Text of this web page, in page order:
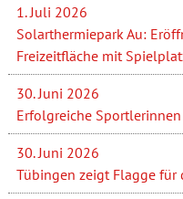
1. Juli 2026
Solarthermiepark Au:
Freizeitfläche mit
30. Juni 2026
Erfolgreiche
30. Juni 2026
Tübingen zeigt Flagge für